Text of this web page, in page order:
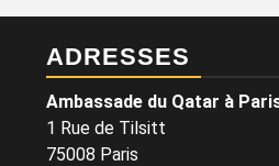
ADRESSES
Ambassade du Qatar à
1 Rue de Tilsitt
75008 Paris